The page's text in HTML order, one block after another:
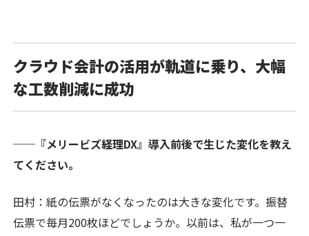
クラウド会計の活用が軌道に乗り、大幅
な工数削減に成功
──『メリービズ経理DX』導入前後で生じた変化を教え
てください。
田村：紙の伝票がなくなったのは大きな変化です。振替
伝票で毎月200枚ほどでしょうか。以前は、私が一つ一